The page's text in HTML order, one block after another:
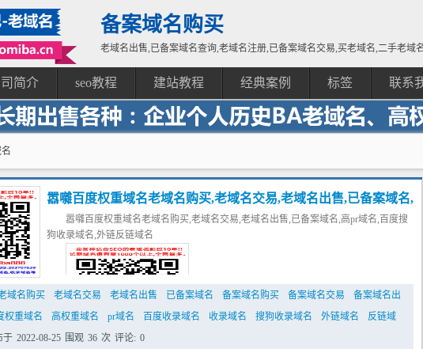
备案域名购买
老域名出售,已备案域名查询,老域名注册,已备案域名交易,买老域名,二手老域
简介 seo教程 建站教程 经典案例 标签 联系
嚣囃百度权重域名老域名购买,老域名交易,老域名出售,已备案域名,
高pr域名,百度搜狗收录域名,外链反链域名
嚣囃百度权重域名老域名购买,老域名交易,老域名出售,已备案域名,高pr域名,百度搜
狗收录域名,外链反链域名
域名购买 老域名交易 老域名出售 已备案域名 备案域名购买 备案域名交易
备案域名出
权重域名 高权重域名 pr域名 百度收录域名 收录域名 搜狗收录域名 外链域名
反链域
于 2022-08-25 围观 36 次 评论: 0